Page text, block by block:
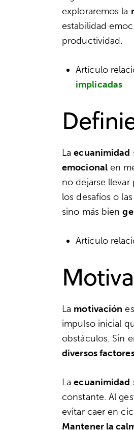
exploraremos la
estabilidad
productividad.
Artículo
implicadas
Laecuanimidad
emocionalen
no dejarse
los desafíos o
sino más bien
Artículo
La motivación
impulso inicial
obstáculos. Sin
diversos
Laecuanimidad
constante. Al
evitar caer en
Mantener la